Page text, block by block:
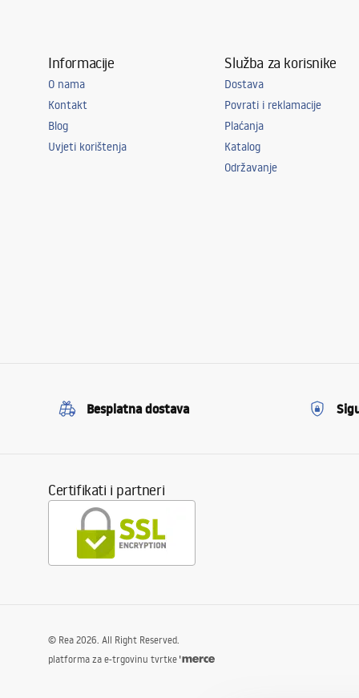
Informacije
O nama
Kontakt
Blog
Uvjeti korištenja
Služba za korisnike
Dostava
Povrati i reklamacije
Plaćanja
Katalog
Održavanje
Besplatna dostava
Certifikati i partneri
© Rea 2026. All Right Reserved.
platforma za e-trgovinu tvrtke